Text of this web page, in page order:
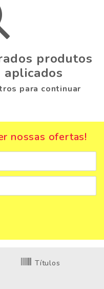
produtos
para continuar
nossas ofertas!
Títulos